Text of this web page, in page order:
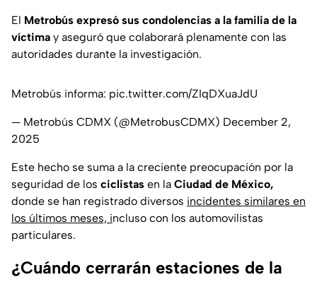
El Metrobús expresó sus condolencias a la familia de la
víctima y aseguró que colaborará plenamente con las
autoridades durante la investigación.
Metrobús informa: pic.twitter.com/ZIqDXuaJdU
— Metrobús CDMX (@MetrobusCDMX) December 2,
2025
Este hecho se suma a la creciente preocupación por la
seguridad de los ciclistas en la Ciudad de México,
donde se han registrado diversos incidentes similares en
los últimos meses, incluso con los automovilistas
particulares.
¿Cuándo cerrarán estaciones de la